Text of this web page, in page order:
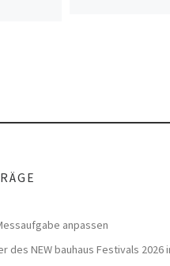
anpassen
des NEW bauhaus Festivals 2026